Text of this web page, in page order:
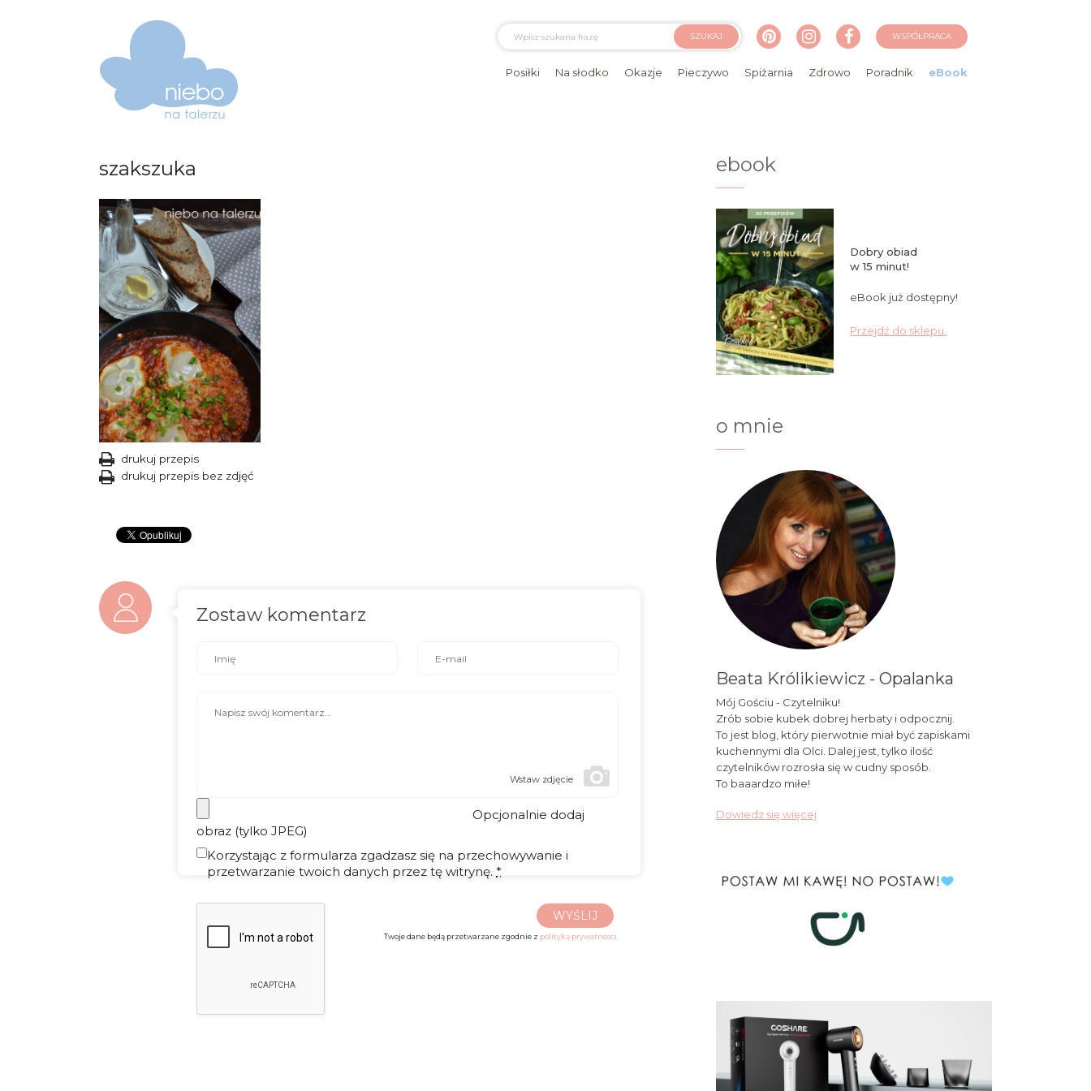
SZUKAJ WSPÓŁPRACA
Posiłki Na słodko Okazje Pieczywo Spiżarnia Zdrowo Poradnik eBook
szakszuka
drukuj przepis
drukuj przepis bez zdjęć
Zostaw komentarz
Wstaw zdjęcie
Opcjonalnie dodaj
obraz (tylko JPEG)
Korzystając z formularza zgadzasz się na przechowywanie i
przetwarzanie twoich danych przez tę witrynę. *
WYŚLIJ
Twoje dane będą przetwarzane zgodnie z polityką prywatności.
ebook
Dobry obiad
w 15 minut!
eBook już dostępny!
Przejdź do sklepu.
o mnie
Beata Królikiewicz - Opalanka
Mój Gościu - Czytelniku!
Zrób sobie kubek dobrej herbaty i odpocznij.
To jest blog, który pierwotnie miał być zapiskami
kuchennymi dla Olci. Dalej jest, tylko ilość
czytelników rozrosła się w cudny sposób.
To baaardzo miłe!
Dowiedz się więcej